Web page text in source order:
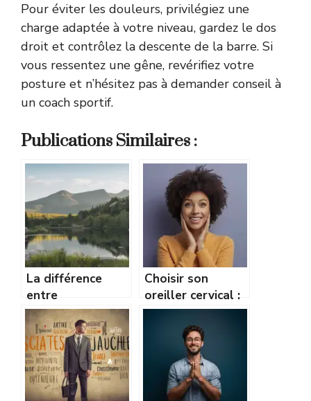
Pour éviter les douleurs, privilégiez une
charge adaptée à votre niveau, gardez le dos
droit et contrôlez la descente de la barre. Si
vous ressentez une gêne, revérifiez votre
posture et n’hésitez pas à demander conseil à
un coach sportif.
Publications Similaires :
La différence
entre
Ostéopathe,
Kinésithérapeute
et Chiropracteur
Choisir son
oreiller cervical :
mousse à
mémoire de forme
ou latex ?